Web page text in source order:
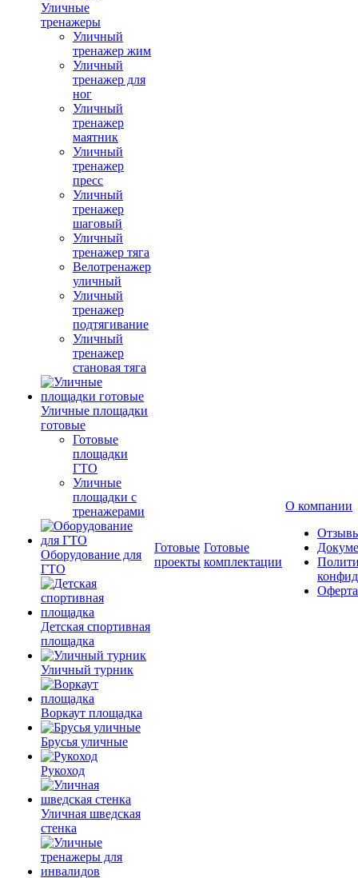
Уличные
тренажеры
Уличный
тренажер жим
Уличный
тренажер для
ног
Уличный
тренажер
маятник
Уличный
тренажер
пресс
Уличный
тренажер
шаговый
Уличный
тренажер тяга
Велотренажер
уличный
Уличный
тренажер
подтягивание
Уличный
тренажер
становая тяга
Уличные площадки
готовые
Готовые
площадки
ГТО
Уличные
площадки с
тренажерами
Оборудование для
ГТО
Детская спортивная
площадка
Уличный турник
Воркаут площадка
Брусья уличные
Рукоход
Уличная шведская
стенка
Готовые
проекты
Готовые
комплектации
О компании
Оферта